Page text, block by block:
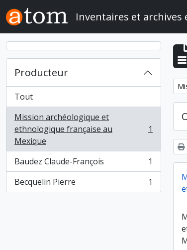
Skip to main content
Inventaires et archives
Producteur
Tout
Mission archéologique et
ethnologique française au
Mexique
, 1 résultats 1
Baudez Claude-François
, 1 résultats
1
Becquelin Pierre
, 1 résultats 1